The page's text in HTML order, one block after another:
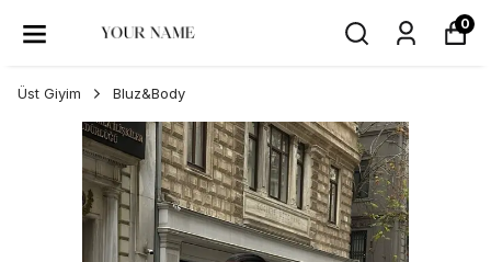
0
Üst Giyim Bluz&Body